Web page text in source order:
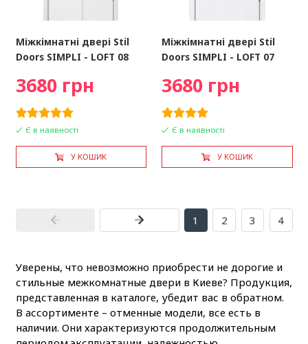
Міжкімнатні двері Stil
Doors SIMPLI - LOFT 08
3680 грн
Є в наявності
У КОШИК
Міжкімнатні двері Stil
Doors SIMPLI - LOFT 07
3680 грн
Є в наявності
У КОШИК
1 2 3 4
Уверены, что невозможно приобрести не дорогие и
стильные межкомнатные двери в Киеве? Продукция,
представленная в каталоге, убедит вас в обратном.
В ассортименте – отменные модели, все есть в
наличии. Они характеризуются продолжительным